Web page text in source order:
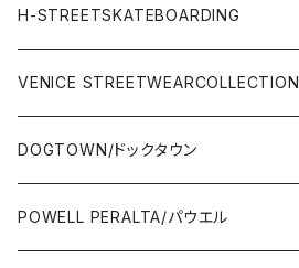
Rhythm(サーフアパレル)
Ripcurl(サーフブランド)
STREET
SURFSKATE
TRUCK(トラック)
WHEEL(ウィール)
OTHERS(スケボー小物/ステッカー類)
JAYADAMS/ジェイアダムス
SALE
made in JAPAN
made in USA
H-STREETSKATEBOARDING
VENICE STREETWEARCOLLECTION
DOGTOWN/ドックタウン
WEAR(衣類)
POWELL PERALTA/パウエル